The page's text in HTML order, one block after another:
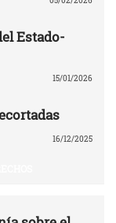
Estado-
15/01/2026
16/12/2025